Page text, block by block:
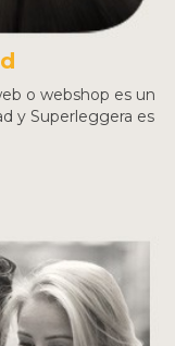
o webshop es un
y Superleggera es